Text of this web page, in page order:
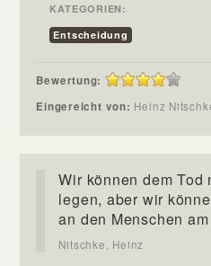
KATEGORIEN:
Entscheidung
Bewertung:
Eingereicht von: Heinz
Wir können dem Tod
legen, aber wir
an den Menschen
Nitschke, Heinz